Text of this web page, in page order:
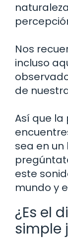
Nos
incluso
de
Así que la
sea en un
este
mundo y
¿Es el
simple